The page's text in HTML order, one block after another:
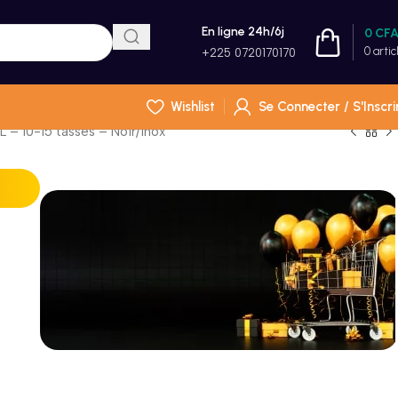
En ligne 24h/6j
+225 0720170170 0
0 CFA
Wishlist
Se Connecter /
– 10-15 tasses – Noir/inox